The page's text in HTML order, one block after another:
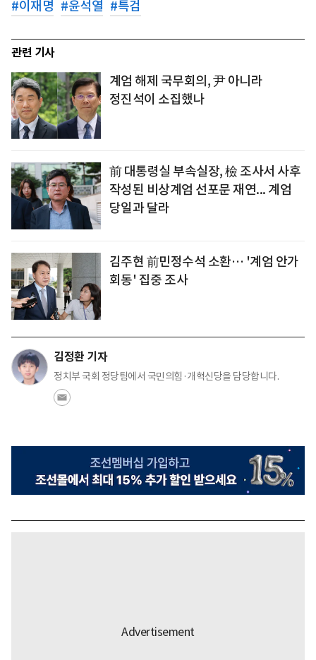
#이재명 #윤석열 #특검
관련 기사
계엄 해제 국무회의, 尹 아니라
정진석이 소집했나
前 대통령실 부속실장, 檢 조사서 사후
작성된 비상계엄 선포문 재연... 계엄
당일과 달라
김주현 前민정수석 소환… '계엄 안가
회동' 집중 조사
김정환 기자
정치부 국회 정당팀에서 국민의힘·개혁신당을 담당합니다.